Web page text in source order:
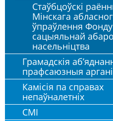
Стаўбцоўскі
Мінскага
ўпраўлення Фонду
сацыяльнай
насельніцтва
Грамадскія
прафсаюзныя
Камісія па справах
непаўналетніх
СМІ